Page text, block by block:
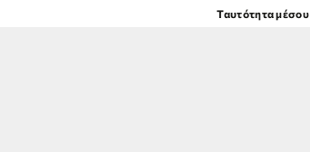
Ταυτότητα μέσου